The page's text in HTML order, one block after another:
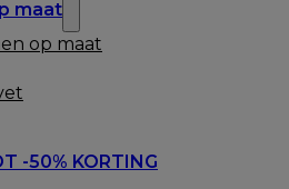
maat
op maat
-50% KORTING